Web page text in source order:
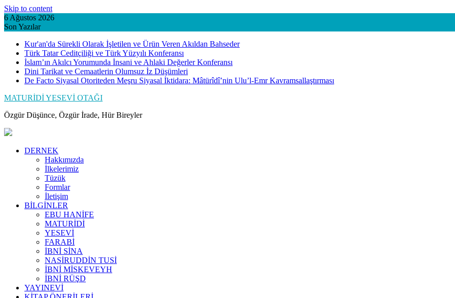
Skip to content
6 Ağustos 2026
Son Yazılar
Kur'an'da Sürekli Olarak İşletilen ve Ürün Veren Akıldan Bahseder
Türk Tatar Ceditçiliği ve Türk Yüzyılı Konferansı
İslam’ın Akılcı Yorumunda İnsani ve Ahlaki Değerler Konferansı
Dini Tarikat ve Cemaatlerin Olumsuz İz Düşümleri
De Facto Siyasal Otoriteden Meşru Siyasal İktidara: Mâtürîdî’nin Ulu’l-Emr Kavramsallaştırması
MATURİDİ YESEVİ OTAĞI
Özgür Düşünce, Özgür İrade, Hür Bireyler
DERNEK
Hakkımızda
İlkelerimiz
Tüzük
Formlar
İletişim
BİLGİNLER
EBU HANİFE
MATURİDİ
YESEVİ
FARABİ
İBNİ SİNA
NASİRUDDİN TUSİ
İBNİ MİSKEVEYH
İBNİ RÜŞD
YAYINEVİ